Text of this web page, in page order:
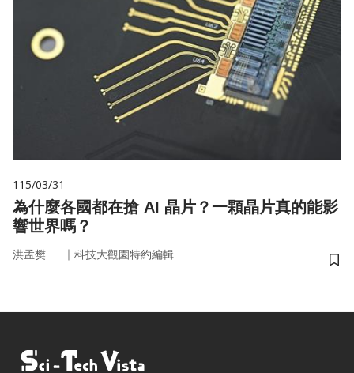
115/03/31
為什麼各國都在搶 AI 晶片？一顆晶片真的能影
響世界嗎？
洪孟樊 ｜ 科技大觀園特約編輯
儲